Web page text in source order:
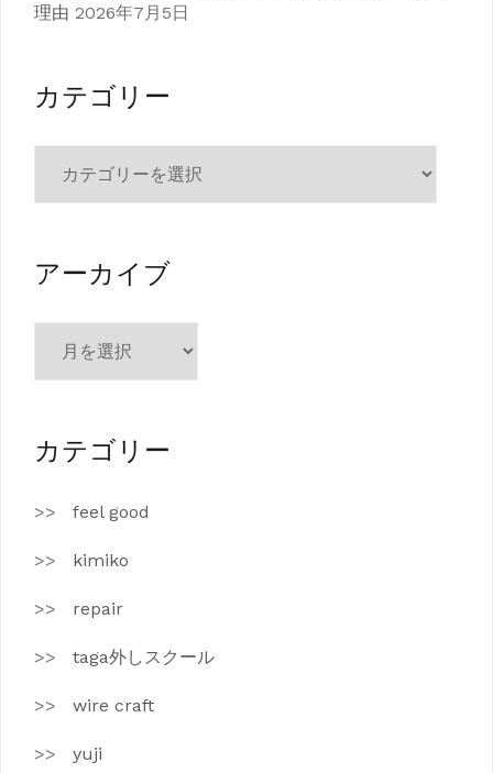
理由 2026年7月5日
カテゴリー
ゴ
ー
アーカイブ
カ
ブ
カテゴリー
feel good
kimiko
repair
taga外しスクール
wire craft
yuji